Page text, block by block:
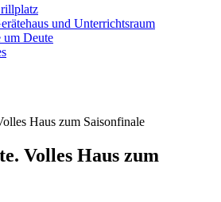
und Unterrichtsraum
um Deute
Haus zum Saisonfinale
Volles Haus zum